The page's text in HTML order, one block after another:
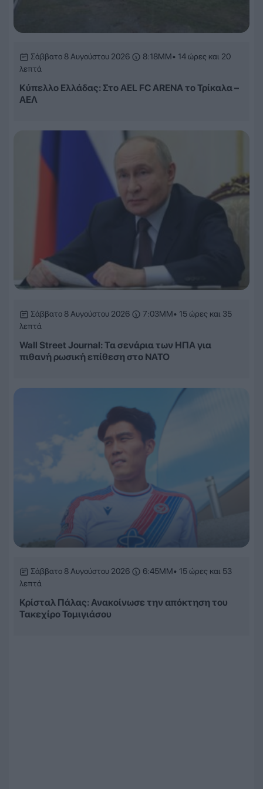
Σάββατο 8 Αυγούστου 2026 8:18ΜΜ• 14 ώρες και 20
λεπτά
Κύπελλο Ελλάδας: Στο AEL FC ARENA το Τρίκαλα –
ΑΕΛ
Σάββατο 8 Αυγούστου 2026 7:03ΜΜ• 15 ώρες και 35
λεπτά
Wall Street Journal: Τα σενάρια των ΗΠΑ για
πιθανή ρωσική επίθεση στο ΝΑΤΟ
Σάββατο 8 Αυγούστου 2026 6:45ΜΜ• 15 ώρες και 53
λεπτά
Κρίσταλ Πάλας: Ανακοίνωσε την απόκτηση του
Τακεχίρο Τομιγιάσου